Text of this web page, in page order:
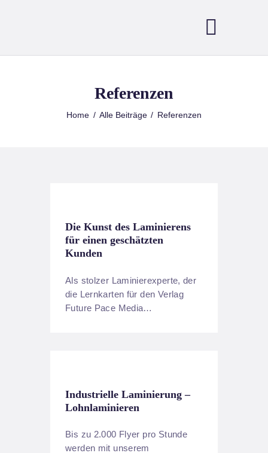
Referenzen
Home Alle Beiträge Referenzen
UNTERNEHMEN
LAMINIERFOLIE
LAMINIERSERVICE
Die Kunst des Laminierens
für einen geschätzten
Kunden
Als stolzer Laminierexperte, der
die Lernkarten für den Verlag
Future Pace Media…
Industrielle Laminierung –
Lohnlaminieren
Bis zu 2.000 Flyer pro Stunde
werden mit unserem